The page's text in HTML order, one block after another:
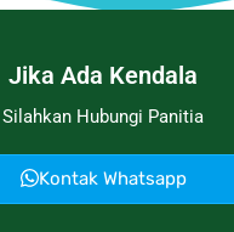
Jika Ada Kendala
Silahkan Hubungi Panitia
Kontak Whatsapp